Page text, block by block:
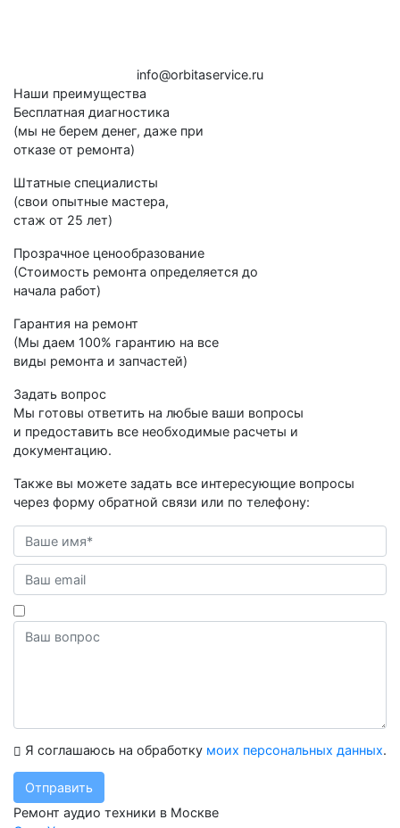
info@orbitaservice.ru
Наши преимущества
Бесплатная диагностика
(мы не берем денег, даже при
отказе от ремонта)
Штатные специалисты
(свои опытные мастера,
стаж от 25 лет)
Прозрачное ценообразование
(Стоимость ремонта определяется до
начала работ)
Гарантия на ремонт
(Мы даем 100% гарантию на все
виды ремонта и запчастей)
Задать вопрос
Мы готовы ответить на любые ваши вопросы
и предоставить все необходимые расчеты и
документацию.
Также вы можете задать все интересующие вопросы
через форму обратной связи или по телефону:
Я соглашаюсь на обработку моих персональных данных.
Отправить
Ремонт аудио техники в Москве